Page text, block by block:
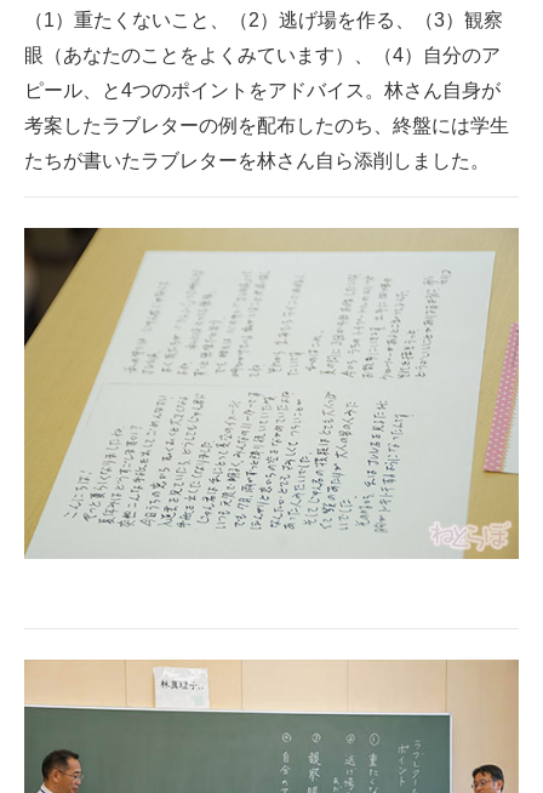
（1）重たくないこと、（2）逃げ場を作る、（3）観察
眼（あなたのことをよくみています）、（4）自分のア
ピール、と4つのポイントをアドバイス。林さん自身が
考案したラブレターの例を配布したのち、終盤には学生
たちが書いたラブレターを林さん自ら添削しました。